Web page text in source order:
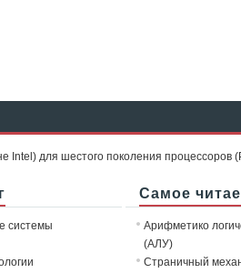
Intel) для шестого поколения процессоров
системы
Самое
Арифметико
(АЛУ)
Страничный